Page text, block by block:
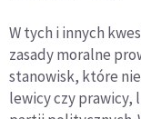
W tych i innych
zasady moralne
stanowisk, które
lewicy czy prawicy,